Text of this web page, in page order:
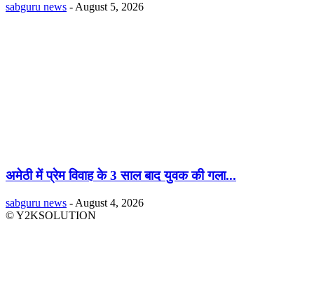
sabguru news - August 5, 2026
अमेठी में प्रेम विवाह के 3 साल बाद युवक की गला...
sabguru news - August 4, 2026
© Y2KSOLUTION